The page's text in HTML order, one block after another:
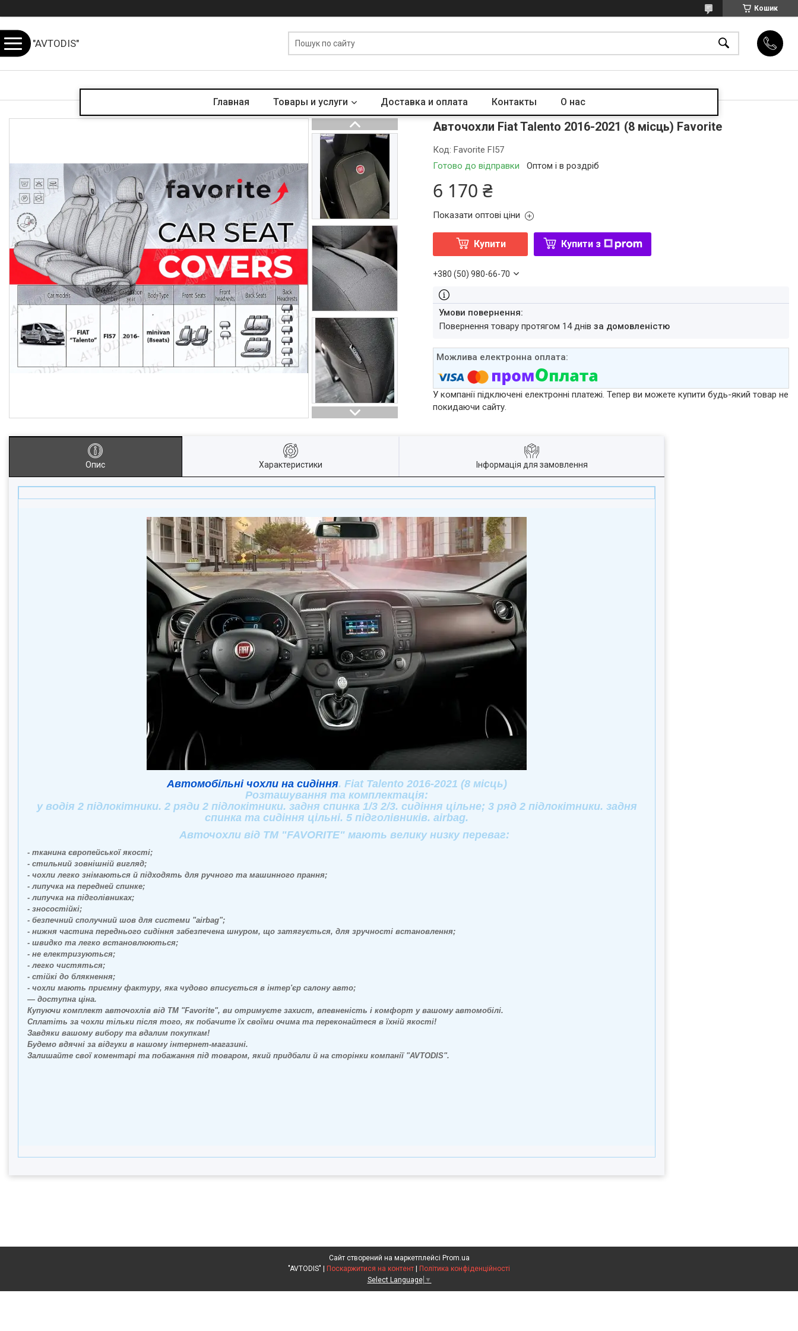
Кошик
"AVTODIS"
Главная Товары и услуги Доставка и оплата Контакты О нас
Авточохли Fiat Talento 2016-2021 (8 місць) Favorite
Готово до відправки Оптом і в роздріб
Код:Favorite FI57
6 170 ₴
Показати оптові ціни
Купити Купити з
+380 (50) 980-66-70
повернення товару протягом 14 днівза домовленістю
У компанії підключені електронні платежі. Тепер ви можете купити будь-який товар не
покидаючи сайту.
Опис Характеристики Інформація для замовлення
Автомобільні чохли на сидіння. Fiat Talento 2016-2021 (8 місць)
Розташування та комплектація:
у водія 2 підлокітники. 2 ряди 2 підлокітники. задня спинка 1/3 2/3. сидіння цільне; 3 ряд 2 підлокітники. задня
спинка та сидіння цільні. 5 підголівників. airbag.
Авточохли від ТМ "FAVORITE" мають велику низку переваг:
- тканина європейської якості;
- стильний зовнішній вигляд;
- чохли легко знімаються й підходять для ручного та машинного прання;
- липучка на передней спинке;
- липучка на підголівниках;
- зносостійкі;
- безпечний сполучний шов для системи "airbag";
- нижня частина переднього сидіння забезпечена шнуром, що затягується, для зручності встановлення;
- швидко та легко встановлюються;
- не електризуються;
- легко чистяться;
- стійкі до блякнення;
- чохли мають приємну фактуру, яка чудово вписується в інтер'єр салону авто;
— доступна ціна.
Купуючи комплект авточохлів від ТМ "Favorite", ви отримуєте захист, впевненість і комфорт у вашому автомобілі.
Сплатіть за чохли тільки після того, як побачите їх своїми очима та переконайтеся в їхній якості!
Завдяки вашому вибору та вдалим покупкам!
Будемо вдячні за відгуки в нашому інтернет-магазині.
Залишайте свої коментарі та побажання під товаром, який придбали й на сторінки компанії "AVTODIS".
Сайт створений на маркетплейсі Prom.ua
Поскаржитися на контент
Політика конфіденційності
Select Language ▼